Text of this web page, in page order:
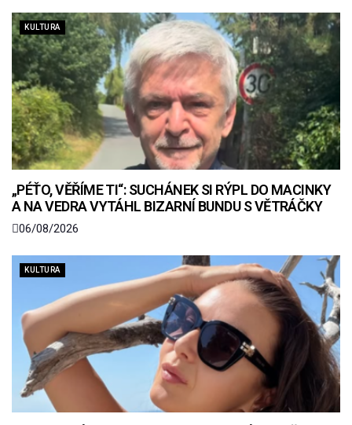
KULTURA
„PÉŤO, VĚŘÍME TI“: SUCHÁNEK SI RÝPL DO MACINKY
A NA VEDRA VYTÁHL BIZARNÍ BUNDU S VĚTRÁČKY
06/08/2026
KULTURA